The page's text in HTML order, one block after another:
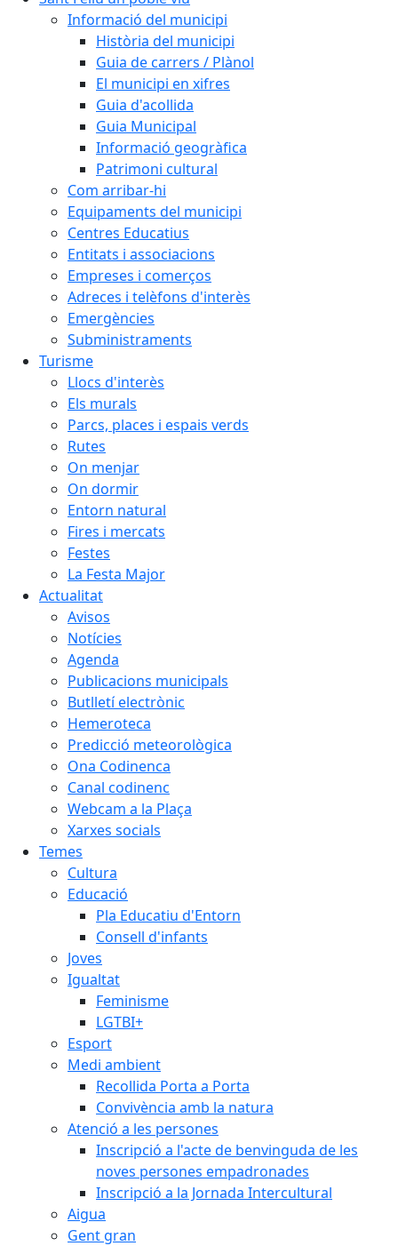
Informació del municipi
Història del municipi
Guia de carrers / Plànol
El municipi en xifres
Guia d'acollida
Guia Municipal
Informació geogràfica
Patrimoni cultural
Com arribar-hi
Equipaments del municipi
Centres Educatius
Entitats i associacions
Empreses i comerços
Adreces i telèfons d'interès
Emergències
Subministraments
Turisme
Llocs d'interès
Els murals
Parcs, places i espais verds
Rutes
On menjar
On dormir
Entorn natural
Fires i mercats
Festes
La Festa Major
Actualitat
Avisos
Notícies
Agenda
Publicacions municipals
Butlletí electrònic
Hemeroteca
Predicció meteorològica
Ona Codinenca
Canal codinenc
Webcam a la Plaça
Xarxes socials
Temes
Cultura
Educació
Pla Educatiu d'Entorn
Consell d'infants
Joves
Igualtat
Feminisme
LGTBI+
Esport
Medi ambient
Recollida Porta a Porta
Convivència amb la natura
Atenció a les persones
Inscripció a l'acte de benvinguda de les
noves persones empadronades
Inscripció a la Jornada Intercultural
Aigua
Gent gran